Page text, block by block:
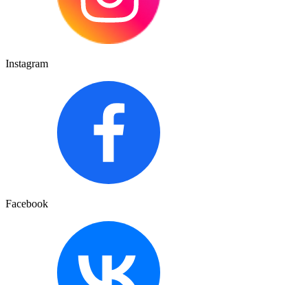
Instagram
Facebook